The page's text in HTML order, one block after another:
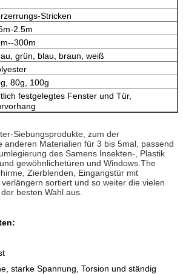
Stricken
2.5m
300m
grün, blau, braun, weiß
80g, 100g
festgelegtes Fenster und Tür,
Siebungsprodukte, zum der
anderen Materialien für 3 bis 5mal, passend
des Samens Insekten-, Plastik
gewöhnlichetüren und Windows.The
Zierblenden, Eingangstür mit
sortiert und so weiter die vielen
besten Wahl aus.
starke Spannung, Torsion und ständig